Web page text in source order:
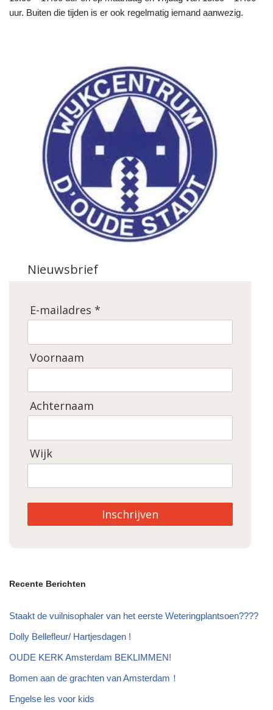
uur. Buiten die tijden is er ook regelmatig iemand aanwezig.
Nieuwsbrief
E-mailadres *
Voornaam
Achternaam
Wijk
Inschrijven
Recente Berichten
Staakt de vuilnisophaler van het eerste Weteringplantsoen????
Dolly Bellefleur/ Hartjesdagen !
OUDE KERK Amsterdam BEKLIMMEN!
Bomen aan de grachten van Amsterdam！
Engelse les voor kids